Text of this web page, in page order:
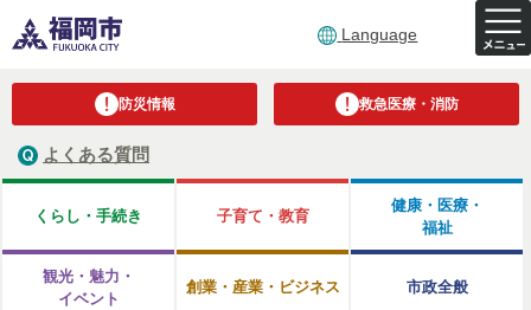
Language
防災情報 救急医療・消防
よくある質問
くらし・手続き 子育て・教育
健康・医療・
福祉
観光・魅力・
イベント
創業・産業・ビジネス 市政全般